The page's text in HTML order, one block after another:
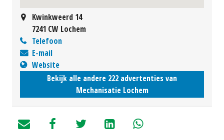
Kwinkweerd 14
7241 CW Lochem
Telefoon
E-mail
Website
Bekijk alle andere 222 advertenties van
Mechanisatie Lochem